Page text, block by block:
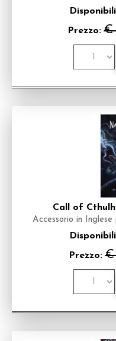
Prezzo:€
Call of
Accessorio in
Prezzo:€